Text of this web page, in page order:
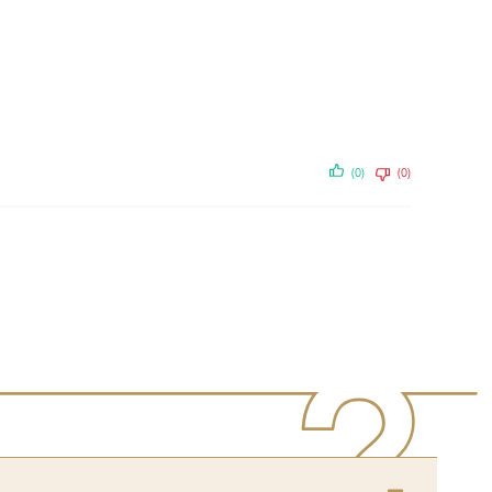
(0) (0)